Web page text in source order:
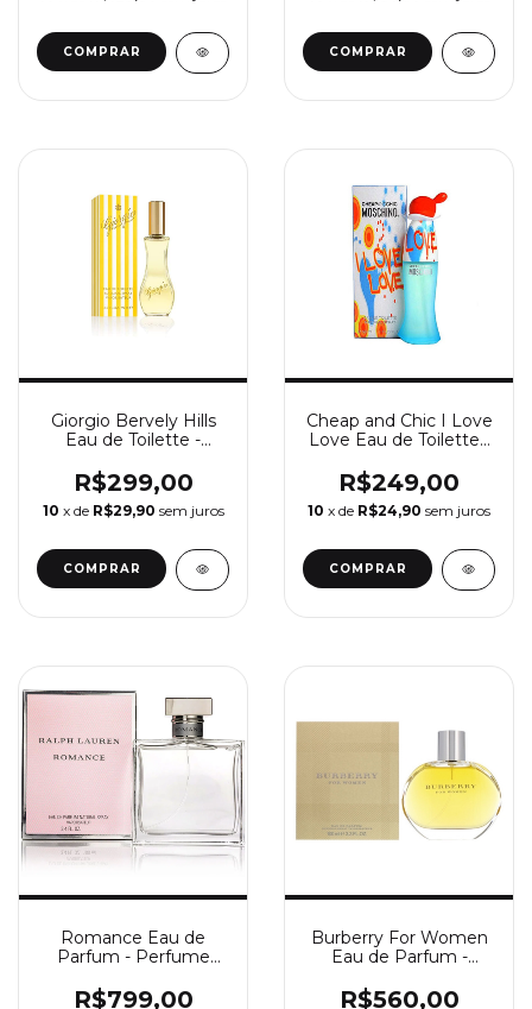
COMPRAR COMPRAR
Giorgio Bervely Hills
Eau de Toilette -
Giorgio Beverly Hills
R$299,00
10 x de R$29,90 sem juros
COMPRAR
Cheap and Chic I Love
Love Eau de Toilette -
Moschino
R$249,00
10 x de R$24,90 sem juros
COMPRAR
Romance Eau de
Parfum - Perfume
Lauren
R$799,00
Burberry For Women
Eau de Parfum -
Burberry
R$560,00